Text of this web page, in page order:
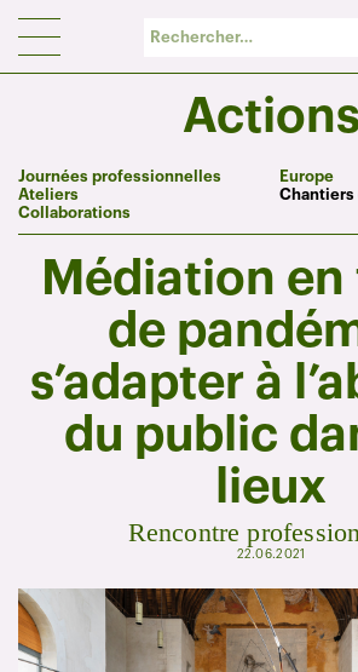
Actions
Journées professionnelles
Ateliers
Collaborations
Europe
Chantiers
Médiation en
de
s’adapter à
du public
lieux
Rencontre
22.06.2021